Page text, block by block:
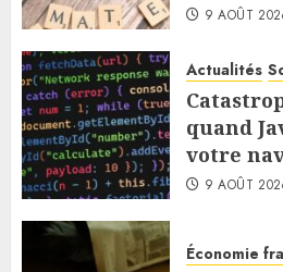
9 AOÛT
Actualités
quand
votre
9 AOÛT
Économie